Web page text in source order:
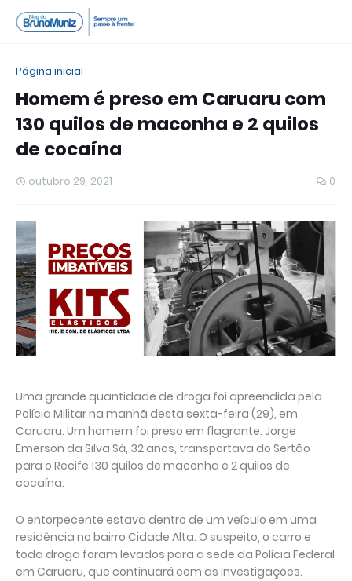
Página inicial
Homem é preso em Caruaru com
130 quilos de maconha e 2 quilos
de cocaína
outubro 29, 2021 0
Uma grande quantidade de droga foi apreendida pela
Polícia Militar na manhã desta sexta-feira (29), em
Caruaru. Um homem foi preso em flagrante. Jorge
Emerson da Silva Sá, 32 anos, transportava do Sertão
para o Recife 130 quilos de maconha e 2 quilos de
cocaína.
O entorpecente estava dentro de um veículo em uma
residência no bairro Cidade Alta. O suspeito, o carro e
toda droga foram levados para a sede da Polícia Federal
em Caruaru, que continuará com as investigações.